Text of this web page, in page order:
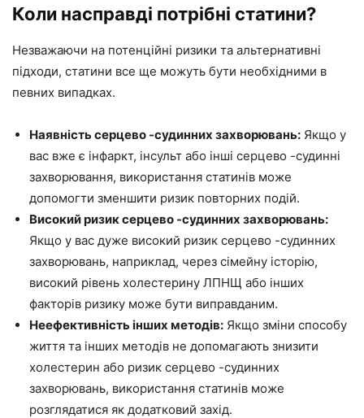
Коли насправді потрібні статини?
Незважаючи на потенційні ризики та альтернативні
підходи, статини все ще можуть бути необхідними в
певних випадках.
Наявність серцево -судинних захворювань: Якщо у
вас вже є інфаркт, інсульт або інші серцево -судинні
захворювання, використання статинів може
допомогти зменшити ризик повторних подій.
Високий ризик серцево -судинних захворювань:
Якщо у вас дуже високий ризик серцево -судинних
захворювань, наприклад, через сімейну історію,
високий рівень холестерину ЛПНЩ або інших
факторів ризику може бути виправданим.
Неефективність інших методів: Якщо зміни способу
життя та інших методів не допомагають знизити
холестерин або ризик серцево -судинних
захворювань, використання статинів може
розглядатися як додатковий захід.